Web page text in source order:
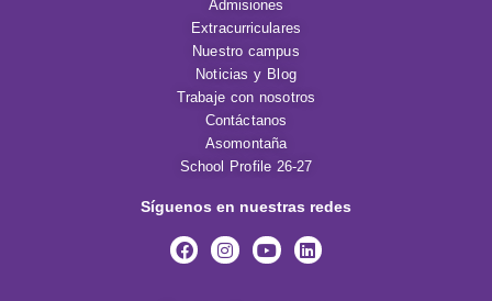
Admisiones
Extracurriculares
Nuestro campus
Noticias y Blog
Trabaje con nosotros
Contáctanos
Asomontaña
School Profile 26-27
Síguenos en nuestras redes